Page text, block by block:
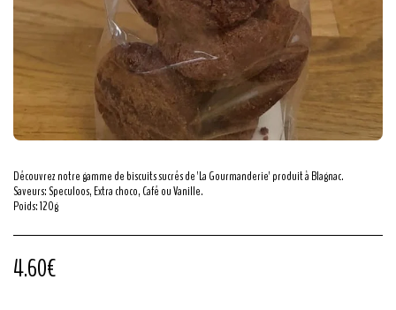
Découvrez notre gamme de biscuits sucrés de 'La Gourmanderie' produit à Blagnac.
Saveurs: Speculoos, Extra choco, Café ou Vanille.
Poids: 120g
4.60€